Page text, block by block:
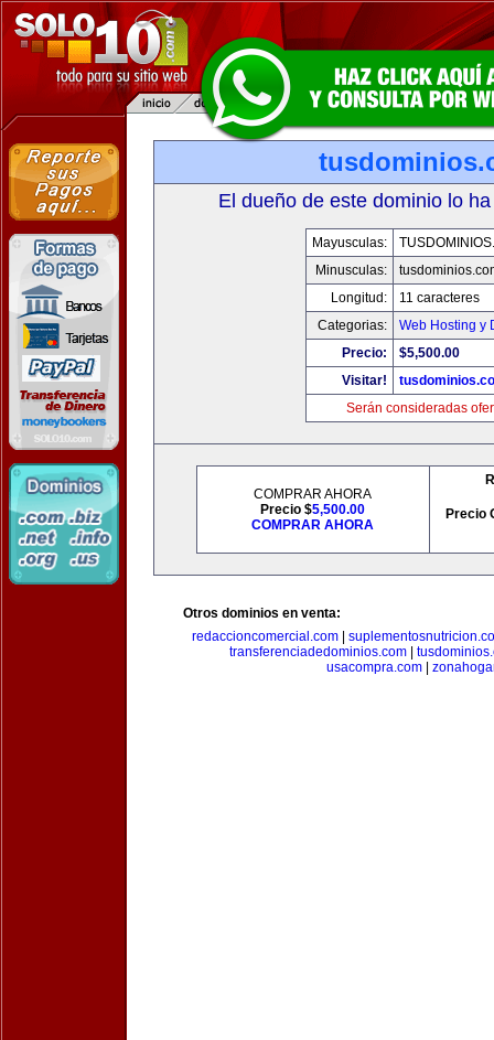
El dueño de este dominio lo
Mayusculas:
Minusculas:
Longitud:
11 caracteres
Categorias:
Web Hosting y
Precio:
$5,500.00
Visitar!
Serán consideradas
COMPRAR AHORA
Precio $5,500.00
COMPRAR AHORA
Precio
Otros dominios en venta:
redaccioncomercial.com|
transferenciadedominios.com|
usacompra.com